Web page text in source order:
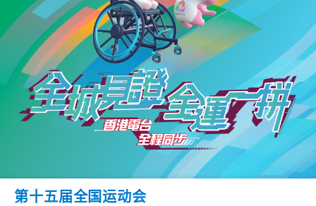
第十五届全国运动会